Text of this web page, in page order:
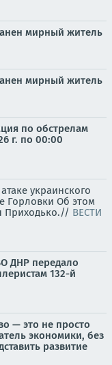
мирный житель
мирный житель
по обстрелам
г. по 00:00
украинского
Горловки Об этом
Приходько.// ВЕСТИ
ДНР передало
132-й
— это не просто
экономики, без
развитие